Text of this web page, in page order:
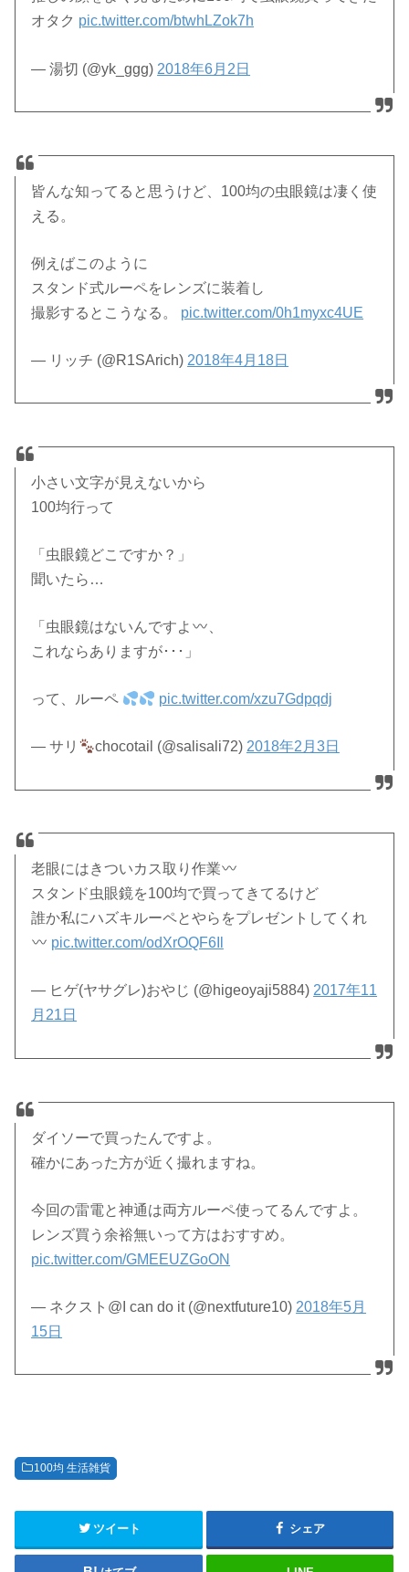
オタク pic.twitter.com/btwhLZok7h
— 湯切 (@yk_ggg) 2018年6月2日
皆んな知ってると思うけど、100均の虫眼鏡は凄く使
える。
例えばこのように
スタンド式ルーペをレンズに装着し
撮影するとこうなる。 pic.twitter.com/0h1myxc4UE
— リッチ (@R1SArich) 2018年4月18日
小さい文字が見えないから
100均行って
「虫眼鏡どこですか？」
聞いたら…
「虫眼鏡はないんですよ
これならありますが･･･」
って、ルーペ pic.twitter.com/xzu7Gdpqdj
— サリ chocotail (@salisali72) 2018年2月3日
老眼にはきついカス取り作業
スタンド虫眼鏡を100均で買ってきてるけど
誰か私にハズキルーペとやらをプレゼントしてくれ
pic.twitter.com/odXrOQF6Il
— ヒゲ(ヤサグレ)おやじ (@higeoyaji5884)2017年11
月21日
ダイソーで買ったんですよ。
確かにあった方が近く撮れますね。
今回の雷電と神通は両方ルーペ使ってるんですよ。
レンズ買う余裕無いって方はおすすめ。
pic.twitter.com/GMEEUZGoON
— ネクスト@I can do it (@nextfuture10) 2018年5月
15日
100均 生活雑貨
ツイート シェア